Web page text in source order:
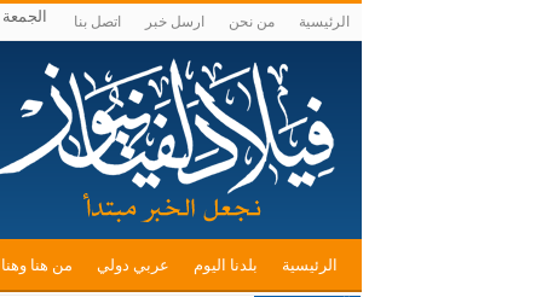
الرئيسية من نحن ارسل خبر اتصل بنا الجمعة ,
الرئيسية بلدنا اليوم عربي دولي من هنا